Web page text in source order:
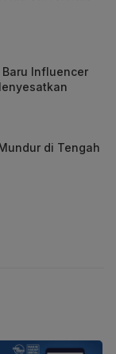
Baru Influencer
di Tengah